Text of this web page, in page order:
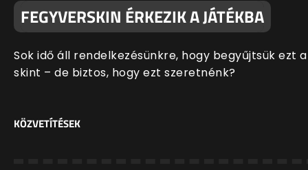
FEGYVERSKIN ÉRKEZIK A JÁTÉKBA
Sok idő áll rendelkezésünkre, hogy begyűjtsük ezt a
skint – de biztos, hogy ezt szeretnénk?
KÖZVETÍTÉSEK